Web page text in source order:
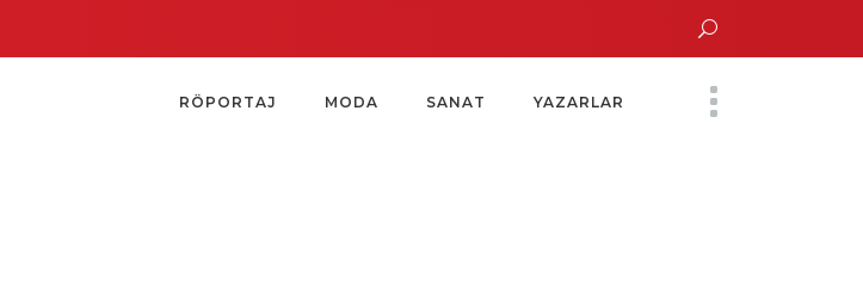
Yoko Ono Sergisi Özel Bir Davetle Açıldı
RÖPORTAJ MODA SANAT YAZARLAR